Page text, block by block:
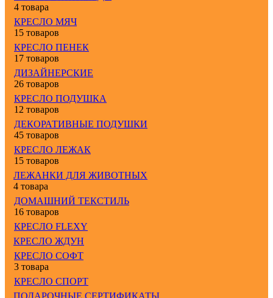
4 товара
КРЕСЛО МЯЧ
15 товаров
КРЕСЛО ПЕНЕК
17 товаров
ДИЗАЙНЕРСКИЕ
26 товаров
КРЕСЛО ПОДУШКА
12 товаров
ДЕКОРАТИВНЫЕ ПОДУШКИ
45 товаров
КРЕСЛО ЛЕЖАК
15 товаров
ЛЕЖАНКИ ДЛЯ ЖИВОТНЫХ
4 товара
ДОМАШНИЙ ТЕКСТИЛЬ
16 товаров
КРЕСЛО FLEXY
КРЕСЛО ЖДУН
КРЕСЛО СОФТ
3 товара
КРЕСЛО СПОРТ
ПОДАРОЧНЫЕ СЕРТИФИКАТЫ